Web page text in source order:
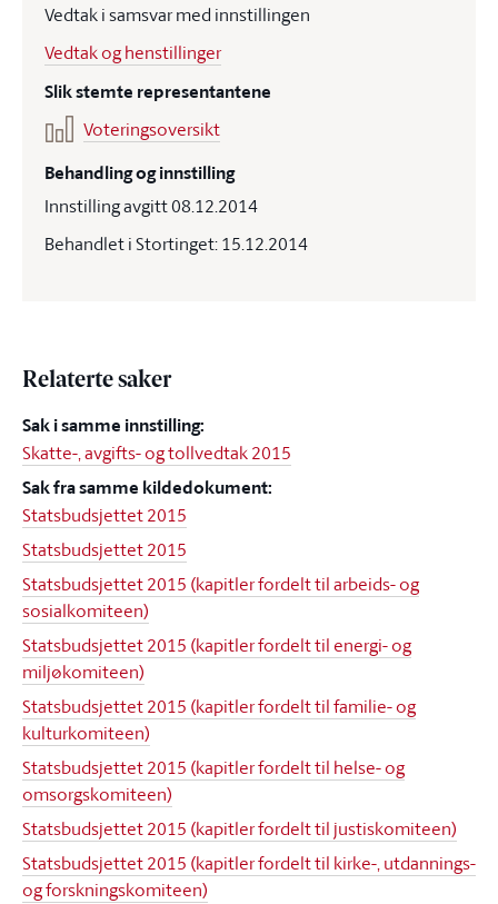
Vedtak i samsvar med innstillingen
Vedtak og henstillinger
Slik stemte representantene
Voteringsoversikt
Behandling og innstilling
Innstilling avgitt 08.12.2014
Behandlet i Stortinget: 15.12.2014
Relaterte saker
Sak i samme innstilling:
Skatte-, avgifts- og tollvedtak 2015
Sak fra samme kildedokument:
Statsbudsjettet 2015
Statsbudsjettet 2015
Statsbudsjettet 2015 (kapitler fordelt til arbeids- og
sosialkomiteen)
Statsbudsjettet 2015 (kapitler fordelt til energi- og
miljøkomiteen)
Statsbudsjettet 2015 (kapitler fordelt til familie- og
kulturkomiteen)
Statsbudsjettet 2015 (kapitler fordelt til helse- og
omsorgskomiteen)
Statsbudsjettet 2015 (kapitler fordelt til justiskomiteen)
Statsbudsjettet 2015 (kapitler fordelt til kirke-, utdannings-
og forskningskomiteen)